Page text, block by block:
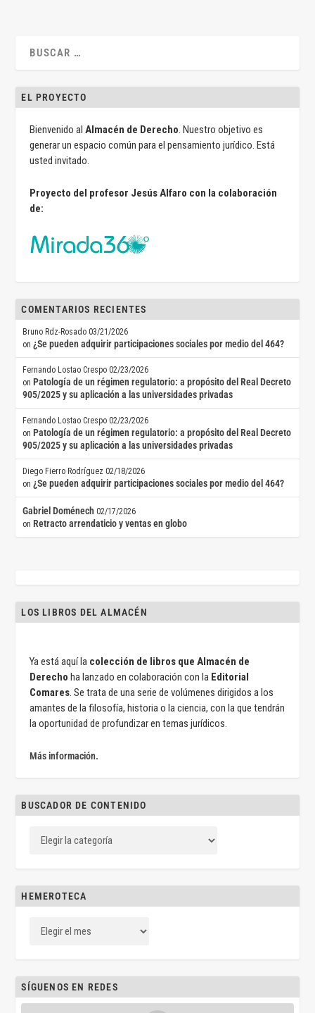
EL PROYECTO
Bienvenido alAlmacén de Derecho. Nuestro objetivo es
generar un espacio común para el pensamiento jurídico. Está
usted invitado.
Proyecto del profesor Jesús Alfaro con la colaboración
de:
COMENTARIOS RECIENTES
Bruno Rdz-Rosado 03/21/2026
on¿Se pueden adquirir participaciones sociales por medio del 464?
Fernando Lostao Crespo 02/23/2026
on Patología de un régimen regulatorio: a propósito del Real Decreto
905/2025 y su aplicación a las universidades privadas
Fernando Lostao Crespo 02/23/2026
on Patología de un régimen regulatorio: a propósito del Real Decreto
905/2025 y su aplicación a las universidades privadas
Diego Fierro Rodríguez 02/18/2026
on¿Se pueden adquirir participaciones sociales por medio del 464?
Gabriel Doménech 02/17/2026
on Retracto arrendaticio y ventas en globo
LOS LIBROS DEL ALMACÉN
Ya está aquí la colección de libros que Almacén de
Derecho ha lanzado en colaboración con la Editorial
Comares. Se trata de una serie de volúmenes dirigidos a los
amantes de la filosofía, historia o la ciencia, con la que tendrán
la oportunidad de profundizar en temas jurídicos.
Más información.
BUSCADOR DE CONTENIDO
HEMEROTECA
SÍGUENOS EN REDES